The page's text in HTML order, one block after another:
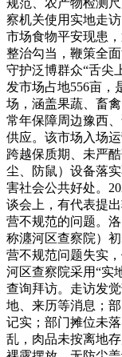
规范、农产物检测
察机关使用实地走
市场食物平安现患
整治勾当，鞭策全
守护泛博群众“舌尖
发市场占地556亩，
场，涵盖果蔬、畜
常年保障周边豫西
供应。该市场入场
跨越保质期、未严
尘、防鼠）设备落
害社会公共好处。
谈会上，有代表提
营不规范的问题。
称瀍河区查察院）
营不规范问题失实
河区查察院采用“实
查询拜访。走访发
地、来历等消息；
记实；部门摊位未
乱，肉品未按离地